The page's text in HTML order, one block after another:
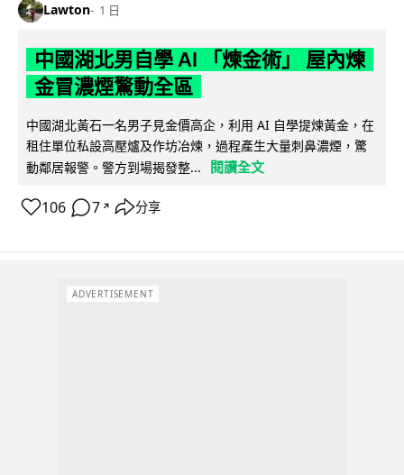
Lawton 1 日
中國湖北男自學 AI 「煉金術」 屋內煉
金冒濃煙驚動全區
中國湖北黃石一名男子見金價高企，利用 AI 自學提煉黃金，在
租住單位私設高壓爐及作坊冶煉，過程產生大量刺鼻濃煙，驚
動鄰居報警。警方到場揭發整...
閱讀全文
106 7 ↗ 分享
ADVERTISEMENT